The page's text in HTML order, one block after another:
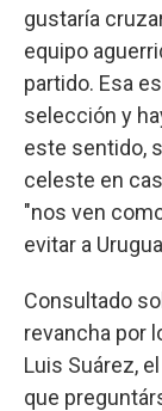
gustaría
equipo
partido. Esa
selección y
este sentido,
celeste en
"nos ven
evitar a
Consultado
revancha por
Luis Suárez,
que